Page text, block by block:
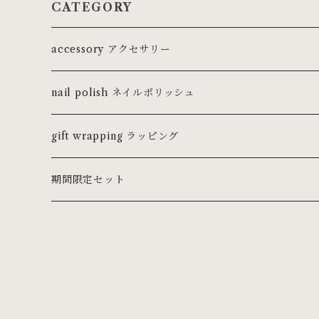
CATEGORY
accessory アクセサリー
ring リング
ピンキーリング
necklace ネックレス・チョーカー
pierce ピアス
nail polish ネイルポリッシュ
gift wrapping ラッピング
期間限定セット